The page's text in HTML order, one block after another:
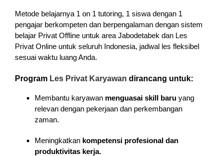
Metode belajarnya 1 on 1 tutoring, 1 siswa dengan 1
pengajar berkompeten dan berpengalaman dengan sistem
belajar Privat Offline untuk area Jabodetabek dan Les
Privat Online untuk seluruh Indonesia, jadwal les fleksibel
sesuai waktu luang Anda.
Program Les Privat Karyawan dirancang untuk:
Membantu karyawan menguasai skill baruyang
relevan dengan pekerjaan dan perkembangan
zaman.
Meningkatkan kompetensi profesional dan
produktivitas kerja.